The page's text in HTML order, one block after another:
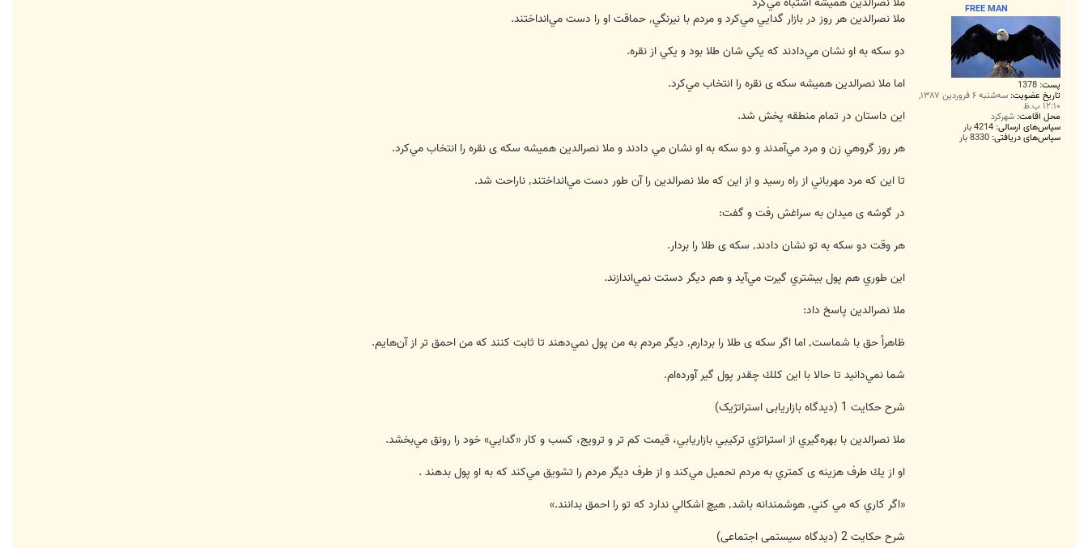
FREE MAN
پست: 1378
تاریخ عضویت: سه‌شنبه ۶ فروردین ۱۳۸۷,
۱۲:۱۰ ب.ظ
محل اقامت: شهرکرد
سپاس‌های ارسالی: 4214 بار
سپاس‌های دریافتی: 8330 بار
ملا نصرالدين هر روز در بازار گدايي مي‌كرد و مردم با نيرنگي٬ حماقت او را دست مي‌انداختند.
دو سكه به او نشان مي‌دادند كه يكي شان طلا بود و يكي از نقره.
اما ملا نصرالدين هميشه سكه ی نقره را انتخاب مي‌كرد.
اين داستان در تمام منطقه پخش شد.
هر روز گروهي زن و مرد مي‌آمدند و دو سكه به او نشان مي دادند و ملا نصرالدين هميشه سكه ی نقره را انتخاب مي‌كرد.
تا اين كه مرد مهرباني از راه رسيد و از اين كه ملا نصرالدين را آن طور دست مي‌انداختند٬ ناراحت شد.
در گوشه ی ميدان به سراغش رفت و گفت:
هر وقت دو سكه به تو نشان دادند٬ سكه ی طلا را بردار.
اين طوري هم پول بيشتري گيرت مي‌آيد و هم ديگر دستت نمي‌اندازند.
ملا نصرالدين پاسخ داد:
ظاهراً حق با شماست٬ اما اگر سكه ی طلا را بردارم٬ ديگر مردم به من پول نمي‌دهند تا ثابت كنند كه من احمق تر از آن‌هايم.
شما نمي‌دانيد تا حالا با اين كلك چقدر پول گير آورده‌ام.
شرح حكايت 1 (دیدگاه بازاریابی استراتژیک)
ملا نصرالدين با بهره‌گيري از استراتژي تركيبي بازاريابي، قيمت كم‌ تر و ترويج، كسب و كار «گدايي» خود را رونق مي‌بخشد.
او از يك طرف هزينه ی كمتري به مردم تحميل مي‌كند و از طرف ديگر مردم را تشويق مي‌كند كه به او پول بدهند .
«اگر كاري كه مي كني٬ هوشمندانه باشد٬ هيچ اشكالي ندارد كه تو را احمق بدانند.»
شرح حکایت 2 (دیدگاه سیستمی اجتماعی)